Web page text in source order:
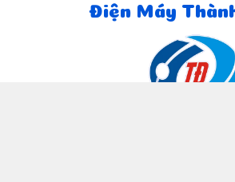
Điện Máy